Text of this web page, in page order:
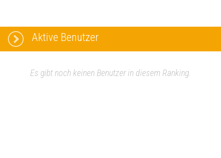
Aktive Benutzer
Es gibt noch keinen Benutzer in diesem Ranking.